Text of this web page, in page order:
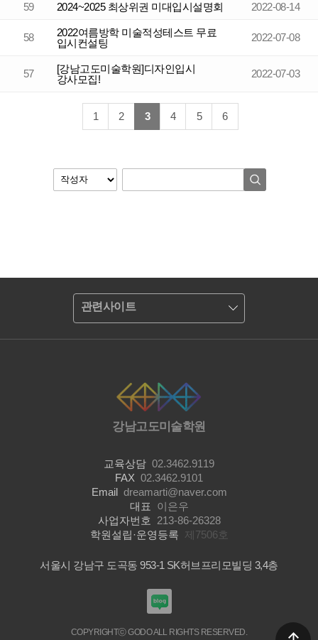
59 2024~2025 최상위권 미대입시설명회 2022-08-14
58
2022여름방학 미술적성테스트 무료
입시컨설팅
2022-07-08
57
[강남고도미술학원]디자인입시
강사모집!
2022-07-03
1 2 3 4 5 6
관련사이트
강남고도미술학원
교육상담 02.3462.9119
FAX 02.3462.9101
Email dreamarti@naver.com
대표
이은우
사업자번호
213-86-26328
학원설립·운영등록 제7506호
서울시 강남구 도곡동 953-1 SK허브프리모빌딩 3,4층
COPYRIGHTⓒ GODO ALL RIGHTS RESERVED.